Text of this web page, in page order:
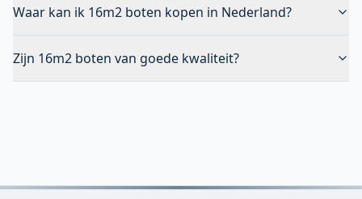
Waar kan ik 16m2 boten kopen in Nederland?
Zijn 16m2 boten van goede kwaliteit?